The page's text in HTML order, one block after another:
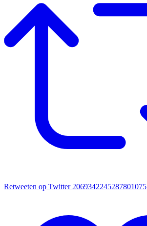
Retweeten op Twitter 2069342245287801075